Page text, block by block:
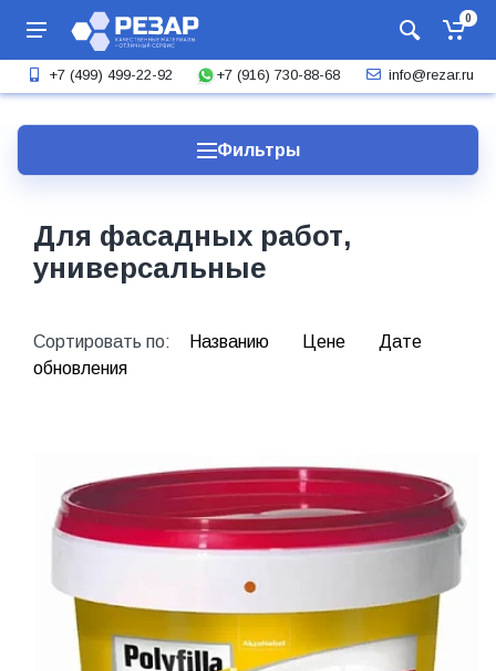
0
+7 (499) 499-22-92 +7 (916) 730-88-68 info@rezar.ru
Фильтры
Для фасадных работ,
универсальные
Сортировать по: Названию Цене
Дате
обновления